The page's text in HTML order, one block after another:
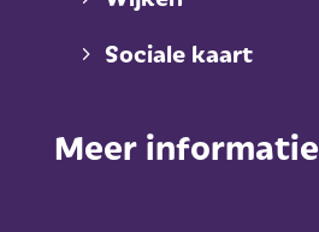
Sociale kaart
Meer informatie